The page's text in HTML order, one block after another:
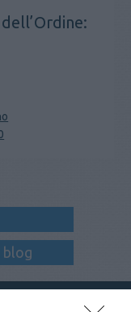
blog